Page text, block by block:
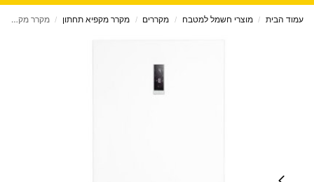
עמוד הבית / מוצרי חשמל למטבח / מקררים / מקרר מקפיא תחתון / מקרר ‏מקפיא תחתון 571 ליטר Fujicom דגם FJNF653